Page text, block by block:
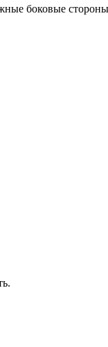
боковые